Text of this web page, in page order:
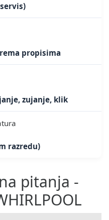
propisima
zujanje, klik
razredu)
pitanja -